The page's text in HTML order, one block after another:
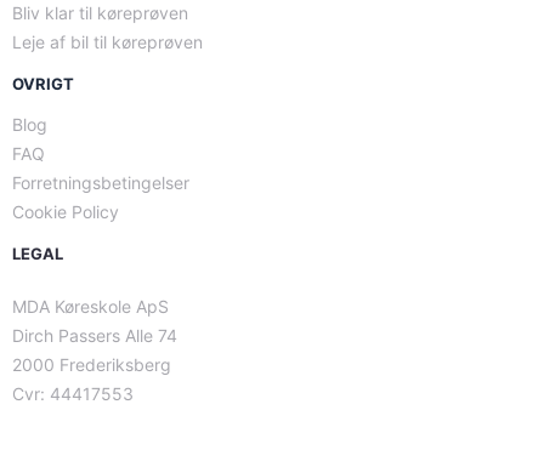
Bliv klar til køreprøven
Leje af bil til køreprøven
OVRIGT
Blog
FAQ
Forretningsbetingelser
Cookie Policy
LEGAL
MDA Køreskole ApS
Dirch Passers Alle 74
2000 Frederiksberg
Cvr: 44417553